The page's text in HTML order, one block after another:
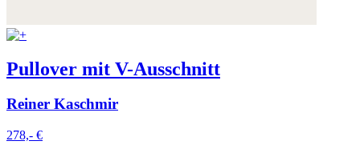
Pullover mit V-Ausschnitt
Reiner Kaschmir
278,- €